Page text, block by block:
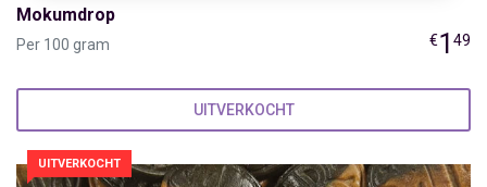
Mokumdrop
Per 100 gram €1 49
UITVERKOCHT
UITVERKOCHT